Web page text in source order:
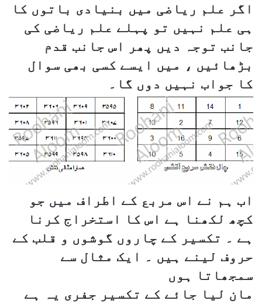
اگر علم ریاضی میں بنیادی باتوں کا
ہی علم نہیں تو پہلے علم ریاضی کی
جانب توجہ دیں پھر اس جانب قدم
بڑھائیں ، میں ایسے کسی بھی سوال
کا جواب نہیں دوں گا۔
اب ہم نے اس مربع کے اطراف میں جو
کچھ لکھنا ہے اس کا استخراج کرنا
ہے ۔ تکسیر کے چاروں گوشوں و قلب کے
حروف لینے ہیں ۔ ایک مثال سے
سمجھاتا ہوں
مان لیا جائے کے تکسیر جفری یہ ہے